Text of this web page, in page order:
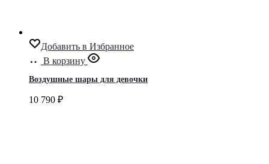
Добавить в Избранное
В корзину
Воздушные шары для девочки
10 790 ₽